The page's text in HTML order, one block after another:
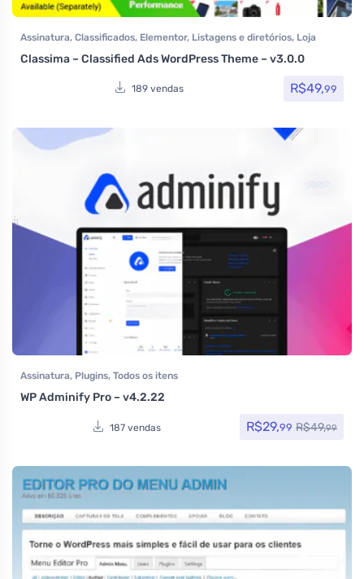
Assinatura, Classificados, Elementor, Listagens e diretórios, Loja
Virtual, Reservas e Aluguel Temas Themeforest Todos os itens
Venda de carros, Woocommerce
Classima – Classified Ads WordPress Theme – v3.0.0
189 vendas R$49,99
Assinatura, Plugins, Todos os itens
WP Adminify Pro – v4.2.22
187 vendas R$29,99 R$49,99